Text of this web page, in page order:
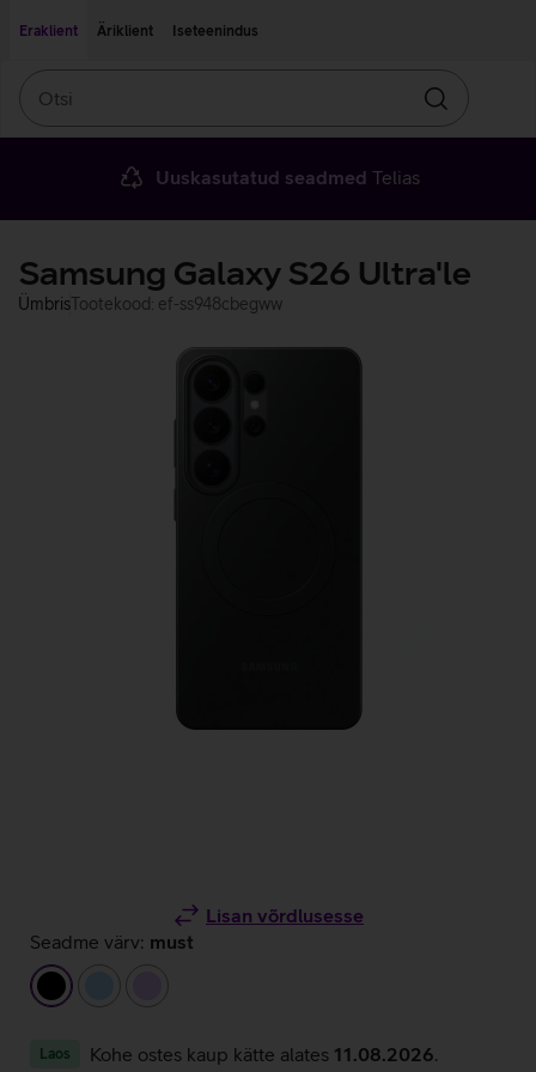
Eraklient
Äriklient Iseteenindus
Otsin
Uuskasutatud seadmed Telias
Samsung Galaxy S26 Ultra'le
ÜmbrisTootekood: ef-ss948cbegww
Lisan võrdlusesse
Seadme värv: must
must
Laos Kohe ostes kaup kätte alates 11.08.2026